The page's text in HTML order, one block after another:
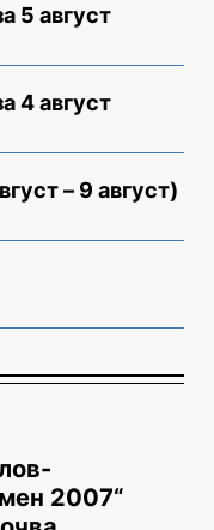
5 август
4 август
– 9 август)
2007“